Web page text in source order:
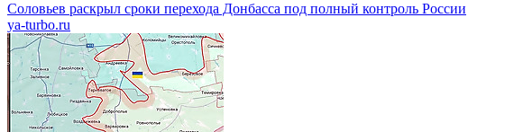
Соловьев раскрыл сроки перехода Донбасса под полный контроль России
ya-turbo.ru